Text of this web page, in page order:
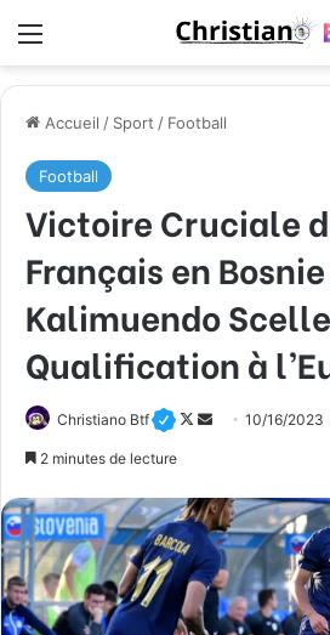
Accueil / Sport / Football
Football
Victoire Cruciale
Français en
Kalimuendo
Qualification à
Christiano Btf
F
l
o
w
o
n
o
y
e
r
u
10/16/2023
2 minutes de lecture